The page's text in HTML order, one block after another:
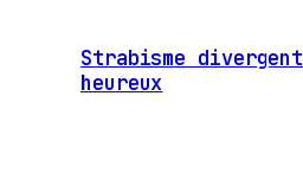
Strabisme divergent
heureux